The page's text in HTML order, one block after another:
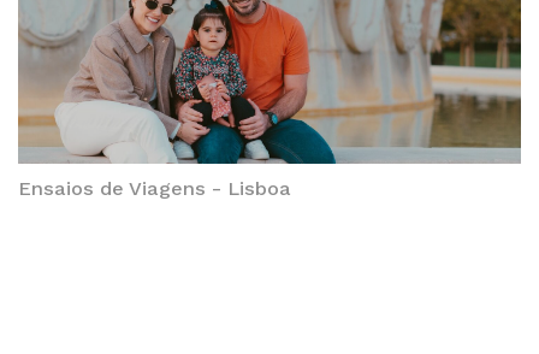
Ensaios de Viagens - Lisboa